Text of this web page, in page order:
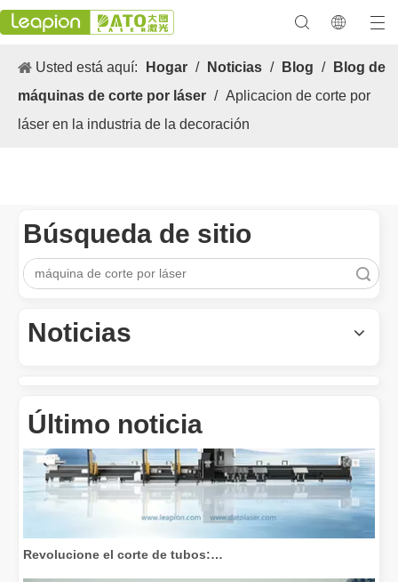
Usted está aquí: Hogar / Noticias / Blog /
Blog de
máquinas de corte por láser / Aplicacion de corte por
láser en la industria de la decoración
Búsqueda de sitio
Noticias
Último noticia
Revolucione el corte de tubos: cómo las máquinas cortadoras de tubos por láser transforman la fabricación